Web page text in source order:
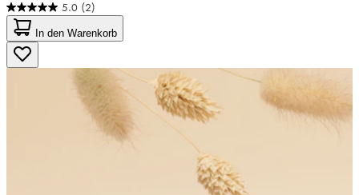
5.0 (2)
5.0
von
5
Sternen.
2
Bewertungen
In den Warenkorb